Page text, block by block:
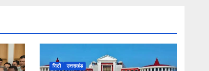
सिटी उत्तराखंड